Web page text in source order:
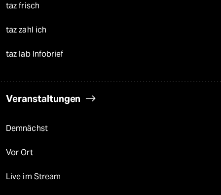
taz frisch
taz zahl ich
taz lab Infobrief
Veranstaltungen
Demnächst
Vor Ort
Live im Stream